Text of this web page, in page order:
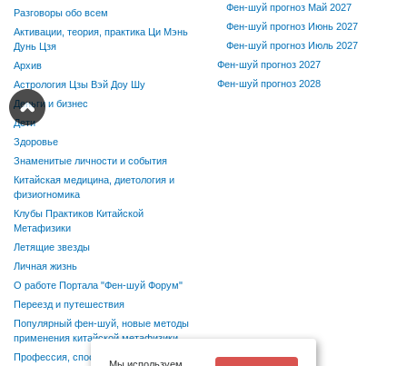
Разговоры обо всем
Активации, теория, практика Ци Мэнь
Дунь Цзя
Архив
Астрология Цзы Вэй Доу Шу
Деньги и бизнес
Дети
Здоровье
Знаменитые личности и события
Китайская медицина, диетология и
физиогномика
Клубы Практиков Китайской
Метафизики
Летящие звезды
Личная жизнь
О работе Портала "Фен-шуй Форум"
Переезд и путешествия
Популярный фен-шуй, новые методы
применения китайской метафизики
Профессия, способности, хобби
Фен-шуй прогноз Май 2027
Фен-шуй прогноз Июнь 2027
Фен-шуй прогноз Июль 2027
Фен-шуй прогноз 2027
Фен-шуй прогноз 2028